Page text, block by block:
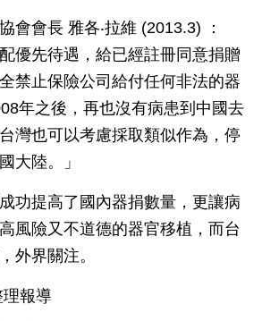
會會長 雅各‧拉維 (2013.3) ：
優先待遇，給已經註冊同意捐贈
禁止保險公司給付任何非法的器
年之後，再也沒有病患到中國去
灣也可以考慮採取類似作為，停
大陸。」
功提高了國內器捐數量，更讓病
風險又不道德的器官移植，而台
外界關注。
報導